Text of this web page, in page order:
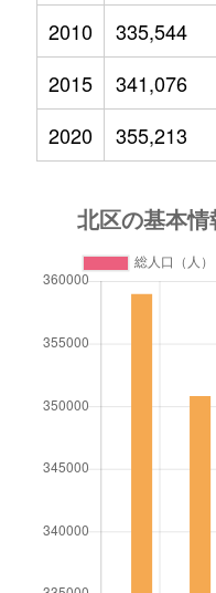
2010
335,544
2015
341,076
2020
355,213